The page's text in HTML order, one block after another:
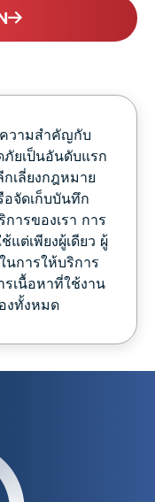
ความสำคัญกับ
ยเป็นอันดับแรก
เลี่ยงกฎหมาย
อจัดเก็บบันทึก
ารของเรา การ
แต่เพียงผู้เดียว ผู้
การให้บริการ
เนื้อหาที่ใช้งาน
งทั้งหมด